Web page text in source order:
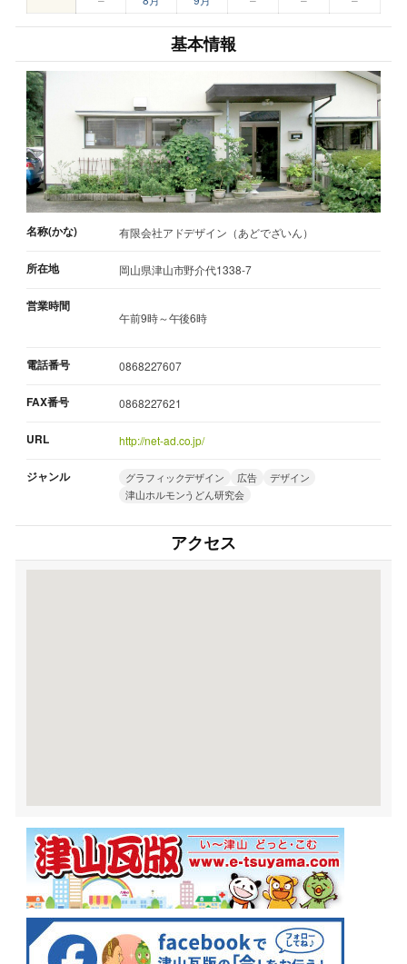
基本情報
名称(かな) 有限会社アドデザイン（あどでざいん）
所在地 岡山県津山市野介代1338-7
営業時間
午前9時～午後6時
電話番号 0868227607
FAX番号 0868227621
URL http://net-ad.co.jp/
ジャンル グラフィックデザイン 広告
デザイン
津山ホルモンうどん研究会
アクセス